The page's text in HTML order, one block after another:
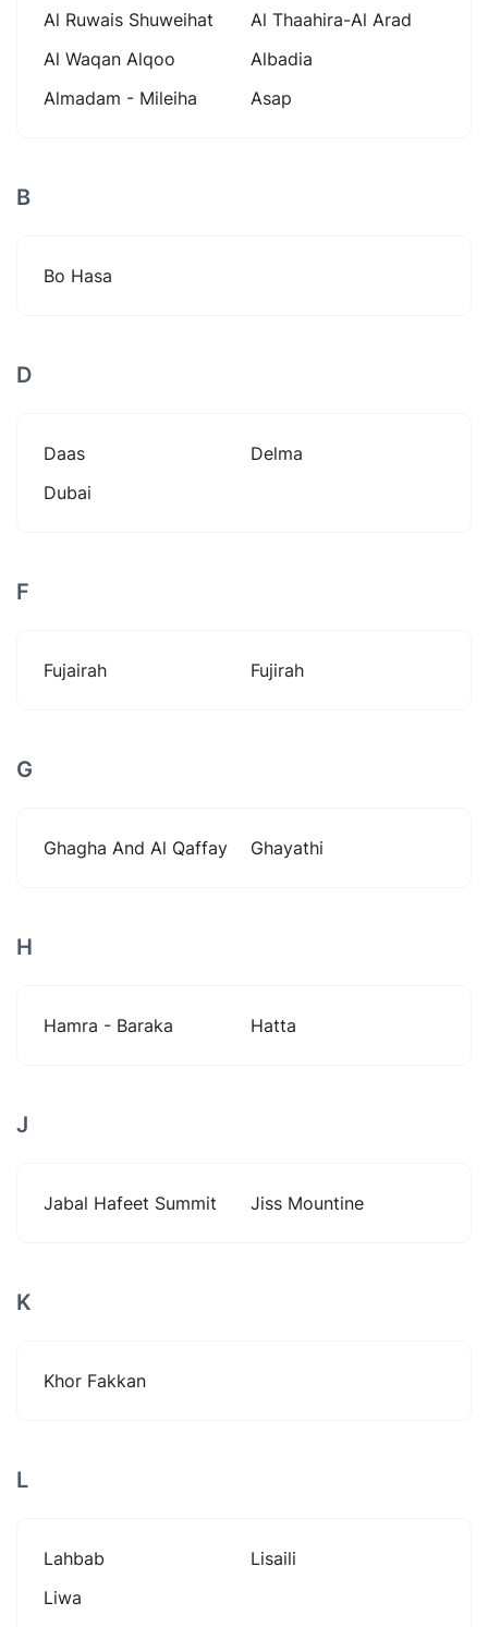
Al Ruwais Shuweihat
Al Thaahira-Al Arad
Al Waqan Alqoo
Albadia
Almadam - Mileiha
Asap
B
Bo Hasa
D
Daas
Delma
Dubai
F
Fujairah Fujirah
G
Ghagha And Al Qaffay Ghayathi
H
Hamra - Baraka Hatta
J
Jabal Hafeet Summit Jiss Mountine
K
Khor Fakkan
L
Lahbab
Lisaili
Liwa